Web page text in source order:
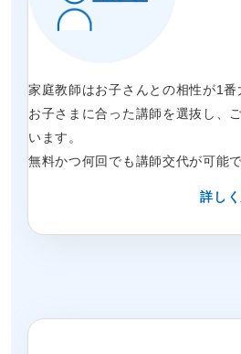
家庭教師はお子さんとの相性が1番
お子さまに合った講師を選抜し、
います。
無料かつ何回でも講師交代が可能で
詳し